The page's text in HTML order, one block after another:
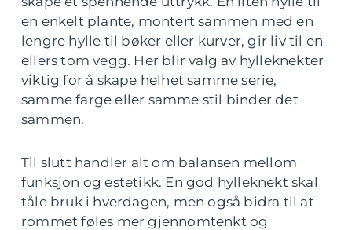
en enkelt plante, montert sammen med en
lengre hylle til bøker eller kurver, gir liv til en
ellers tom vegg. Her blir valg av hylleknekter
viktig for å skape helhet samme serie,
samme farge eller samme stil binder det
sammen.
Til slutt handler alt om balansen mellom
funksjon og estetikk. En god hylleknekt skal
tåle bruk i hverdagen, men også bidra til at
rommet føles mer gjennomtenkt og